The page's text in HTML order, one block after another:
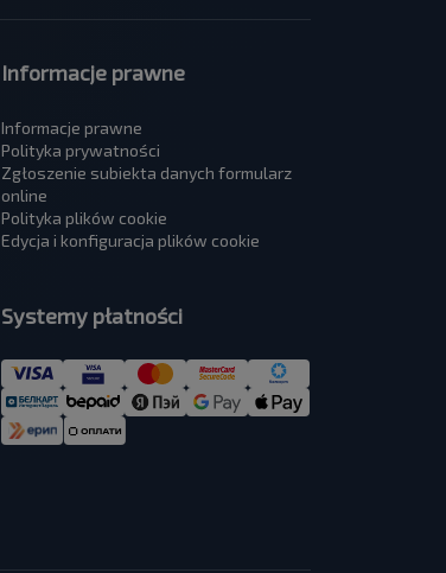
Informacje prawne
Informacje prawne
Polityka prywatności
Zgłoszenie subiekta danych formularz
online
Polityka plików cookie
Edycja i konfiguracja plików cookie
Systemy płatności